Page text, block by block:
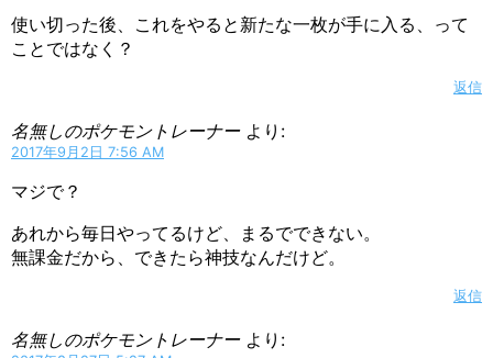
使い切った後、これをやると新たな一枚が手に入る、って
ことではなく？
返信
名無しのポケモントレーナー より:
2017年9月2日 7:56 AM
マジで？
あれから毎日やってるけど、まるでできない。
無課金だから、できたら神技なんだけど。
返信
名無しのポケモントレーナー より: